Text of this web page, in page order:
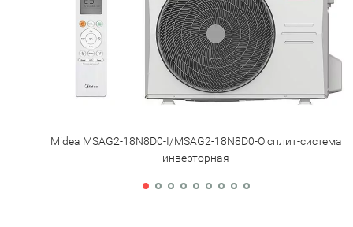
Midea MSAG2-18N8D0-I/MSAG2-18N8D0-O сплит-система
инверторная